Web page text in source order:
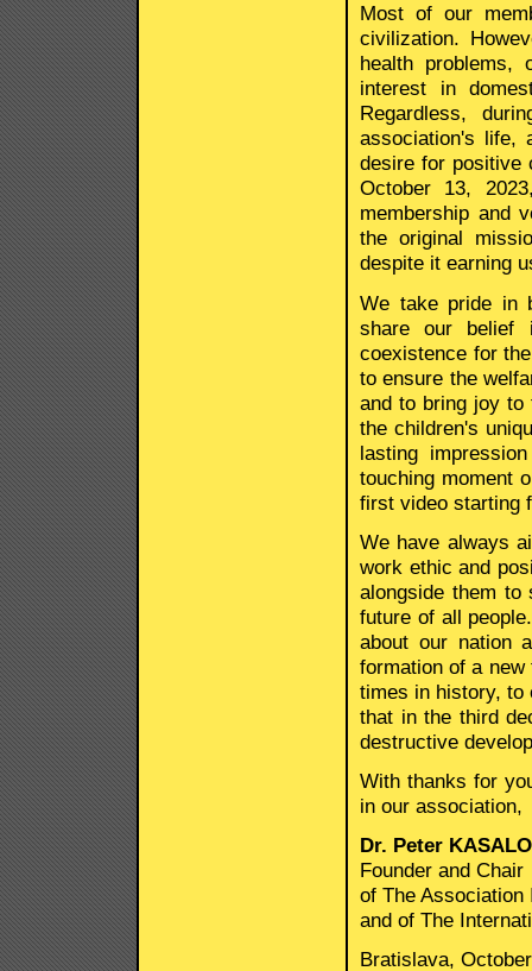
Most of our
civilization.
health problems,
interest in
Regardless,
association's life,
desire for positive
October 13,
membership and
the original
despite it earning
We take pride in
share our belief
coexistence for
to ensure the
and to bring joy to
the children's
lasting
touching moment
first video starting
We have always
work ethic and
alongside them to
future of all
about our nation
formation of a
times in history, to
that in the third
destructive
With thanks for
in our association,
Dr. Peter
Founder and Chair
of The
and of The
Bratislava,